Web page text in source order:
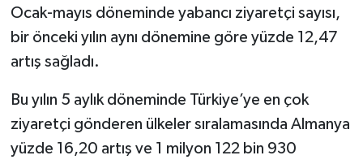
Ocak-mayıs döneminde yabancı ziyaretçi sayısı,
bir önceki yılın aynı dönemine göre yüzde 12,47
artış sağladı.
Bu yılın 5 aylık döneminde Türkiye’ye en çok
ziyaretçi gönderen ülkeler sıralamasında Almanya
yüzde 16,20 artış ve 1 milyon 122 bin 930